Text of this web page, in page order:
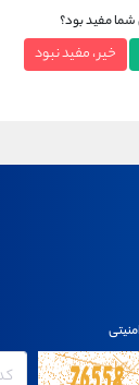
شما مفید بود؟
خیر ، مفید نبود